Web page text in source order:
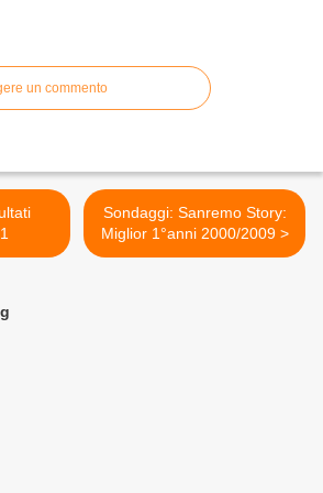
un commento
Sondaggi: Sanremo Story:
Miglior 1°anni 2000/2009 >